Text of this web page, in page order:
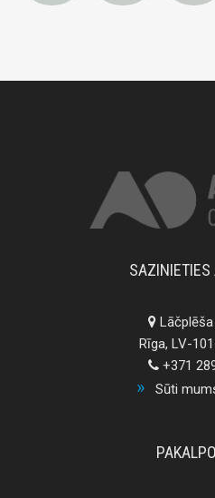
SAZINIETIES
Lāčplēša
Rīga, LV-
+371
Sūti